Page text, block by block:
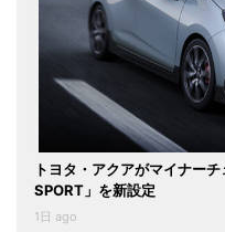
トヨタ・アクアがマイナー
SPORT」を新設定
1日 ago